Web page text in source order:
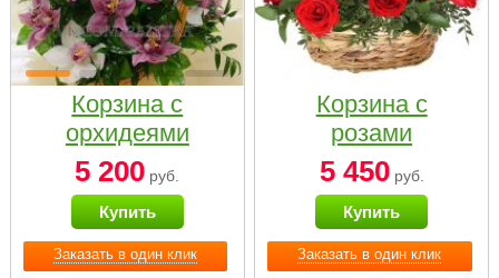
Заказать в один клик
Корзина с
орхидеями
малая
5 200 руб.
Купить
Заказать в один клик
Корзина с
розами
«Красный
Париж»
5 450руб.
Купить